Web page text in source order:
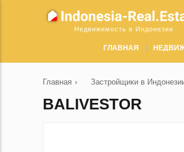
Недвижимость в Индонезии
ГЛАВНАЯ
Главная › Застройщики в
BALIVESTOR